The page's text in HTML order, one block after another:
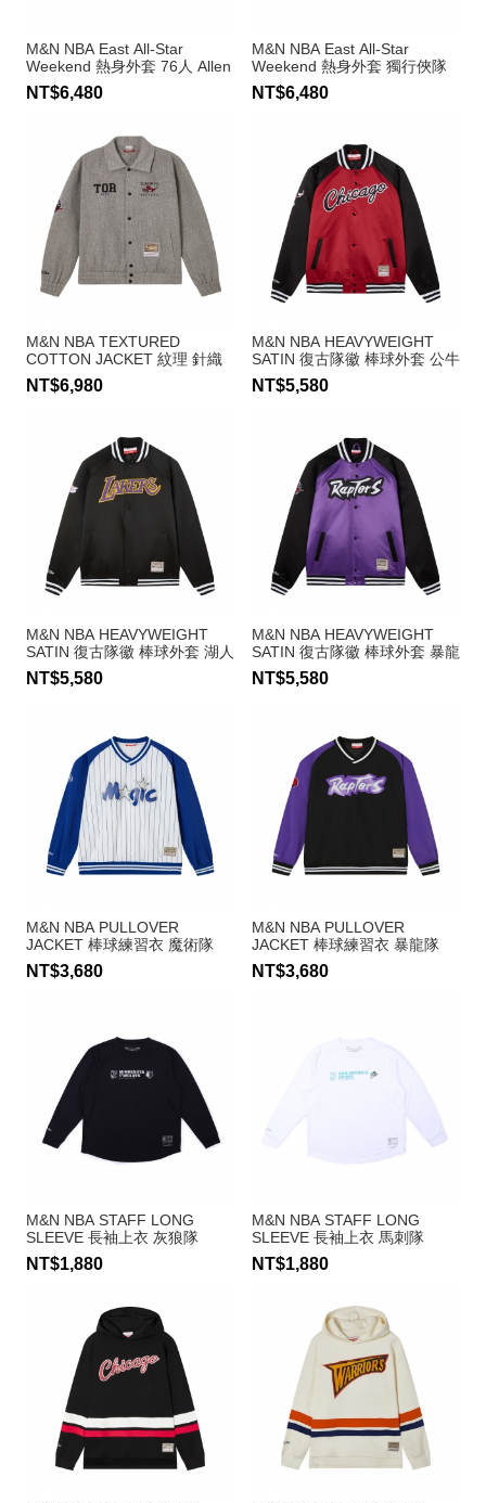
M&N NBA East All-Star
Weekend 熱身外套 76人 Allen
Iverson
NT$6,480
M&N NBA East All-Star
Weekend 熱身外套 獨行俠隊
Dirk Nowitzki
NT$6,480
M&N NBA TEXTURED
COTTON JACKET 紋理 針織
夾克 暴龍隊
NT$6,980
M&N NBA HEAVYWEIGHT
SATIN 復古隊徽 棒球外套 公牛
隊
NT$5,580
M&N NBA HEAVYWEIGHT
SATIN 復古隊徽 棒球外套 湖人
隊
NT$5,580
M&N NBA HEAVYWEIGHT
SATIN 復古隊徽 棒球外套 暴龍
隊
NT$5,580
M&N NBA PULLOVER
JACKET 棒球練習衣 魔術隊
NT$3,680
M&N NBA PULLOVER
JACKET 棒球練習衣 暴龍隊
NT$3,680
M&N NBA STAFF LONG
SLEEVE 長袖上衣 灰狼隊
NT$1,880
M&N NBA STAFF LONG
SLEEVE 長袖上衣 馬刺隊
NT$1,880